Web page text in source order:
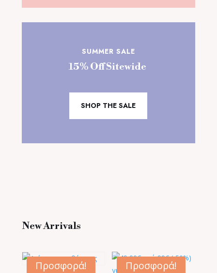
SUMMER SALE
15% Off Sitewide
SHOP THE SALE
New Arrivals
Προσφορά!
Προσφορά!